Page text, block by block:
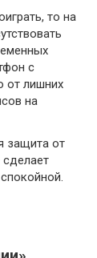
то на
с
от лишних
на
защита от
сделает